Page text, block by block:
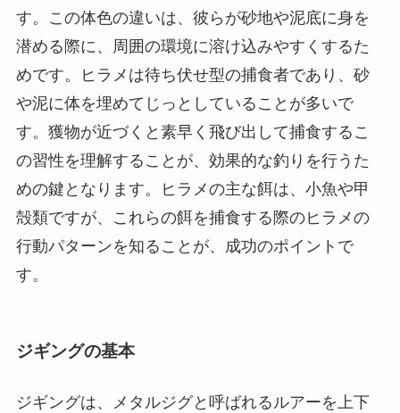
す。この体色の違いは、彼らが砂地や泥底に身を
潜める際に、周囲の環境に溶け込みやすくするた
めです。ヒラメは待ち伏せ型の捕食者であり、砂
や泥に体を埋めてじっとしていることが多いで
す。獲物が近づくと素早く飛び出して捕食するこ
の習性を理解することが、効果的な釣りを行うた
めの鍵となります。ヒラメの主な餌は、小魚や甲
殻類ですが、これらの餌を捕食する際のヒラメの
行動パターンを知ることが、成功のポイントで
す。
ジギングの基本
ジギングは、メタルジグと呼ばれるルアーを上下